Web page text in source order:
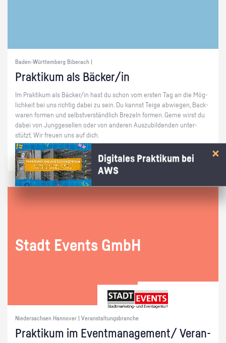
Baden-Württemberg Biberach |
Prak­ti­kum als Bä­cker/in
Im Prak­ti­kum als Bä­cker/in hast du schon vom ers­ten Tag an die Mög­
lich­keit bei uns rich­tig dabei zu sein. Du kannst Teige ab­wie­gen, Back­
wa­ren for­men und selbst­ver­ständ­lich Bre­zeln for­men. Gerne wirst du
dabei von Jung­ge­sel­len oder von an­de­ren Aus­zu­bil­den­den un­ter­
stützt. Wir freu­en uns auf dich.
Stadt Events GmbH
Niedersachsen Hannover | Veranstaltungsbranche
Prak­ti­kum im Event­ma­nage­ment/ Ver­an­
Digitales Praktikum bei
AWS